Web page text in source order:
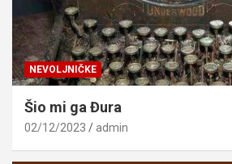
NEVOLJNIČKE
Šio mi ga Đura
02/12/2023 admin